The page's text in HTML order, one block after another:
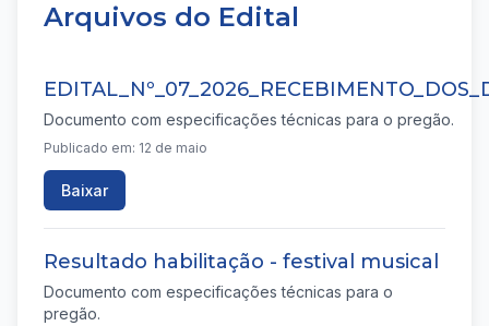
Arquivos do Edital
Documento com especificações técnicas para o pregão.
Publicado em: 12 de maio
Baixar
Resultado habilitação - festival musical
Documento com especificações técnicas para o
pregão.